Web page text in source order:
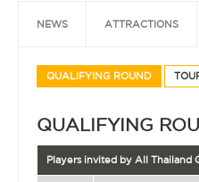
NEWS ATTRACTIONS
QUALIFYING ROUND
QUALIFYING
Players invited by All Thailand